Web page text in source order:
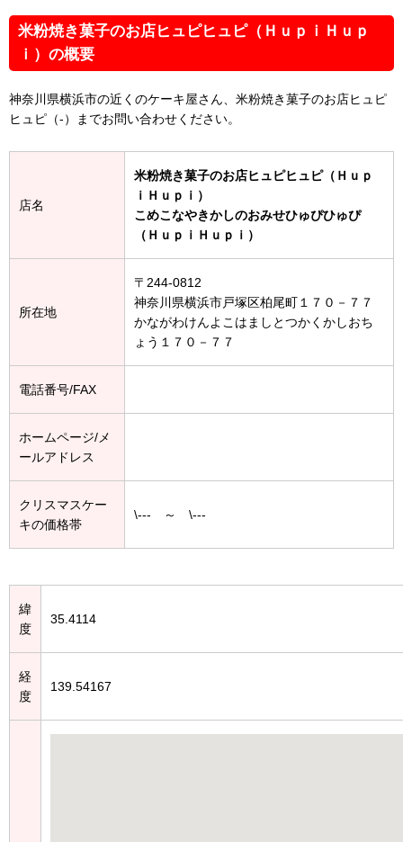
米粉焼き菓子のお店ヒュピヒュピ（ＨｕｐｉＨｕｐ
ｉ）の概要
神奈川県横浜市の近くのケーキ屋さん、米粉焼き菓子のお店ヒュピ
ヒュピ（-）までお問い合わせください。
店名
米粉焼き菓子のお店ヒュピヒュピ（Ｈｕｐ
ｉＨｕｐｉ）
こめこなやきかしのおみせひゅぴひゅぴ
（ＨｕｐｉＨｕｐｉ）
所在地
〒244-0812
神奈川県横浜市戸塚区柏尾町１７０－７７
かながわけんよこはましとつかくかしおち
ょう１７０－７７
電話番号/FAX
ホームページ/メ
ールアドレス
クリスマスケー
キの価格帯
\--- ～ \---
緯
度
35.4114
経
度
139.54167